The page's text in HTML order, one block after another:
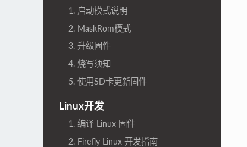
1. 启动模式说明
2. MaskRom模式
3. 升级固件
4. 烧写须知
5. 使用SD卡更新固件
Linux开发
1. 编译 Linux 固件
2. Firefly Linux 开发指南